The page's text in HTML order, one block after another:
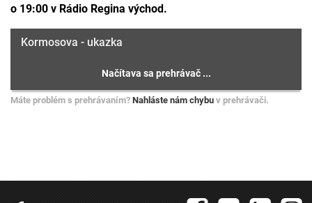
o 19:00 v Rádio Regina východ.
Kormosova - ukazka
Máte problém s prehrávaním? Nahláste nám chybu v prehrávači.